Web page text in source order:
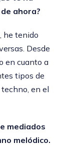
ahora?
he tenido
Desde
en cuanto a
tipos de
en el
mediados
melódico.